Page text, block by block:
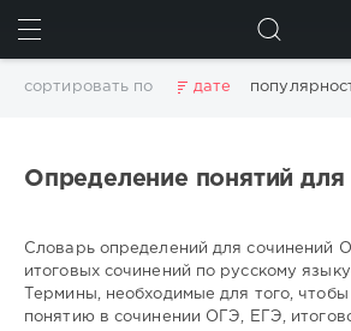
сортировать по дате
Определение понятий для
Словарь определений для сочинений
итоговых сочинений по русскому
Термины, необходимые для того,
понятию в сочинении ОГЭ, ЕГЭ,